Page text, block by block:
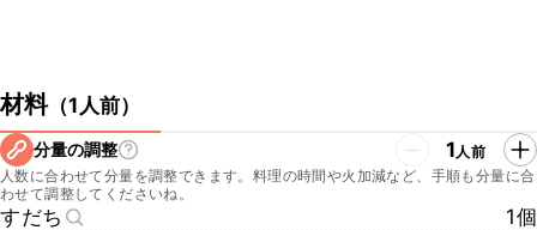
材料（1人前）
分量の調整 1人前
人数に合わせて分量を調整できます。料理の時間や火加減など、手順も分量に合
わせて調整してくださいね。
すだち
1個